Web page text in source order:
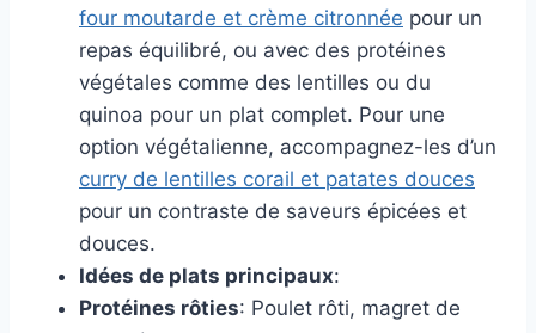
four moutarde et crème citronnée pour un
repas équilibré, ou avec des protéines
végétales comme des lentilles ou du
quinoa pour un plat complet. Pour une
option végétalienne, accompagnez-les d’un
curry de lentilles corail et patates douces
pour un contraste de saveurs épicées et
douces.
Idées de plats principaux:
Protéines rôties: Poulet rôti, magret de